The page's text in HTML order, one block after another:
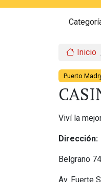
Inicio
Puerto
Viví la
Dirección:
Belgrano
Av. Fuerte